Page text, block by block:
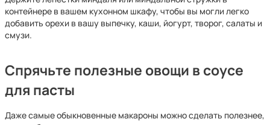
контейнере в вашем кухонном шкафу, чтобы вы могли легко
добавить орехи в вашу выпечку, каши, йогурт, творог, салаты и
смузи.
Спрячьте полезные овощи в соусе
для пасты
Даже самые обыкновенные макароны можно сделать полезнее,